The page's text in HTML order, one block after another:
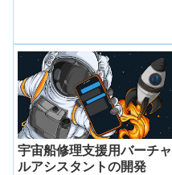
宇宙船修理支援用バーチャ
ルアシスタントの開発